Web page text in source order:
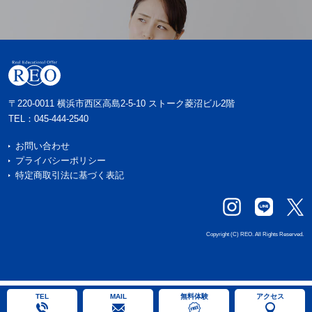
〒220-0011 横浜市西区高島2-5-10 ストーク菱沼ビル2階
TEL： 045-444-2540
お問い合わせ
プライバシーポリシー
特定商取引法に基づく表記
Copyright (C) REO. All Rights Reserved.
TEL MAIL 無料体験 アクセス